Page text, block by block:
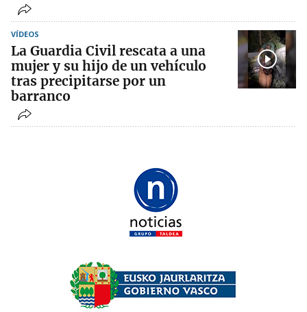
VÍDEOS
La Guardia Civil rescata a una
mujer y su hijo de un vehículo
tras precipitarse por un
barranco